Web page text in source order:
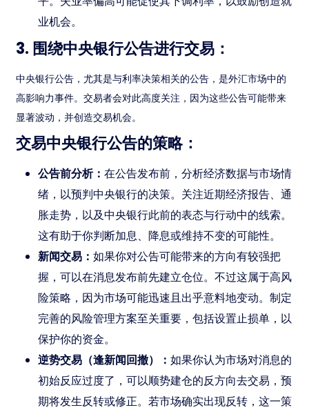
业机会。
3. 围绕中央银行公告进行交易：
中央银行公告，尤其是与利率决策相关的公告，是外汇市场中的
高影响力事件。交易者会对此高度关注，因为这些公告可能带来
显著波动，并创造交易机会。
交易中央银行公告的策略：
公告前分析：在公告发布前，分析经济数据与市场情
绪，以预判中央银行的决策。关注近期经济报告、通
胀走势，以及中央银行此前的表态与行动中的线索。
这有助于你判断加息、降息或维持不变的可能性。
新闻交易：如果你对公告可能带来的方向有较强把
握，可以在消息发布前先建立仓位。不过这属于高风
险策略，因为市场可能迅速且出乎意料地变动。制定
完善的风险管理方案至关重要，包括设置止损单，以
保护你的资金。
逆势交易（逢新闻回撤）：如果你认为市场对消息的
初始反应过度了，可以顺势建仓的反方向去交易，预
期将发生反转或修正。若市场确实出现反转，这一策